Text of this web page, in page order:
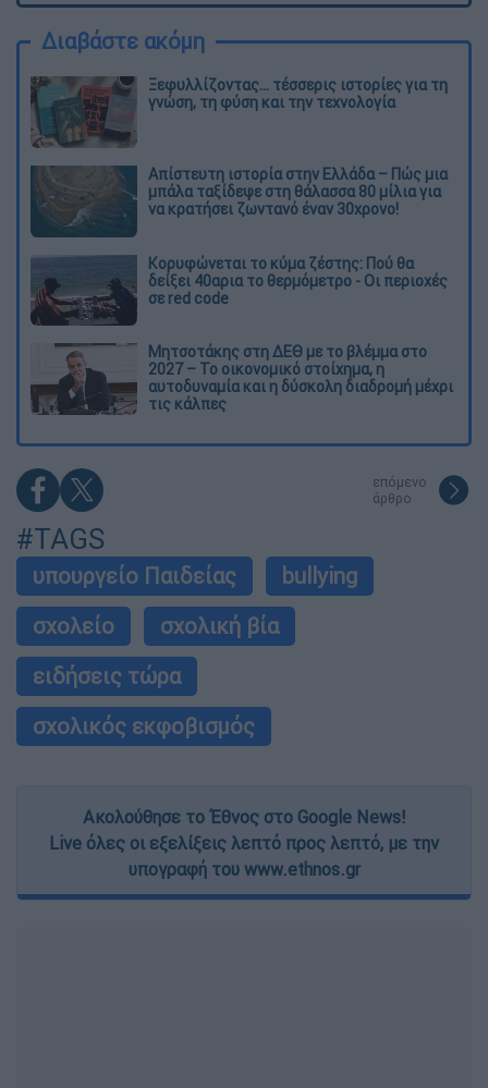
Διαβάστε ακόμη
Ξεφυλλίζοντας... τέσσερις ιστορίες για τη
γνώση, τη φύση και την τεχνολογία
Απίστευτη ιστορία στην Ελλάδα – Πώς μια
μπάλα ταξίδεψε στη θάλασσα 80 μίλια για
να κρατήσει ζωντανό έναν 30χρονο!
Κορυφώνεται το κύμα ζέστης: Πού θα
δείξει 40αρια το θερμόμετρο - Οι περιοχές
σε red code
Μητσοτάκης στη ΔΕΘ με το βλέμμα στο
2027 – Το οικονομικό στοίχημα, η
αυτοδυναμία και η δύσκολη διαδρομή μέχρι
τις κάλπες
επόμενο
άρθρο
#TAGS
υπουργείο Παιδείας
bullying
σχολείο
σχολική βία
ειδήσεις τώρα
σχολικός εκφοβισμός
Ακολούθησε το Έθνος στο Google News!
Live όλες οι εξελίξεις λεπτό προς λεπτό, με την
υπογραφή του www.ethnos.gr